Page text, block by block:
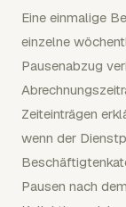
Eine einmalige
einzelne
Pausenabzug
Zeiteinträgen
wenn der
Pausen nach